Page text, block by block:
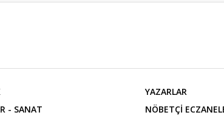
- SANAT
YAZARLAR
NÖBETÇİ